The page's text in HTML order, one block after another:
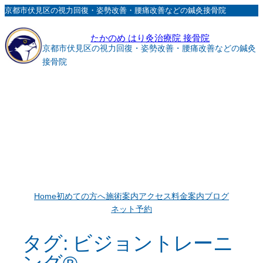
内
を
ス
キ
京都市伏見区の視力回復・姿勢改善・腰痛改善などの鍼灸接骨院
たかのめ はり灸治療院 接骨院
京都市伏見区の視力回復・姿勢改善・腰痛改善などの鍼灸
接骨院
Home初めての方へ施術案内アクセス料金案内ブログ
ネット予約
タグ: ビジョントレーニ